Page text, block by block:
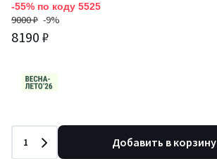
-55% по коду 5525
9000 ₽ -9%
8190 ₽
Количество
1 Добавить в корзину